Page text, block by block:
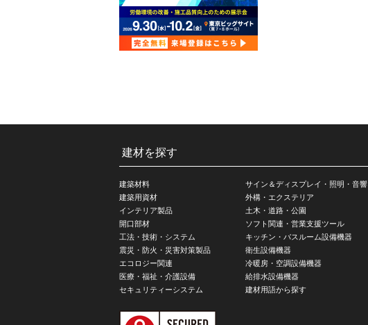
建材を探す
建築材料
建築用資材
インテリア製品
開口部材
工法・技術・システム
震災・防火・災害対策製品
エコロジー関連
医療・福祉・介護設備
セキュリティーシステム
サイン＆ディスプレイ・照明・音響
外構・エクステリア
土木・道路・公園
ソフト関連・営業支援ツール
キッチン・バスルーム設備機器
衛生設備機器
冷暖房・空調設備機器
給排水設備機器
建材用語から探す